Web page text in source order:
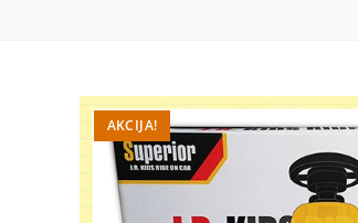
AKCIJA!